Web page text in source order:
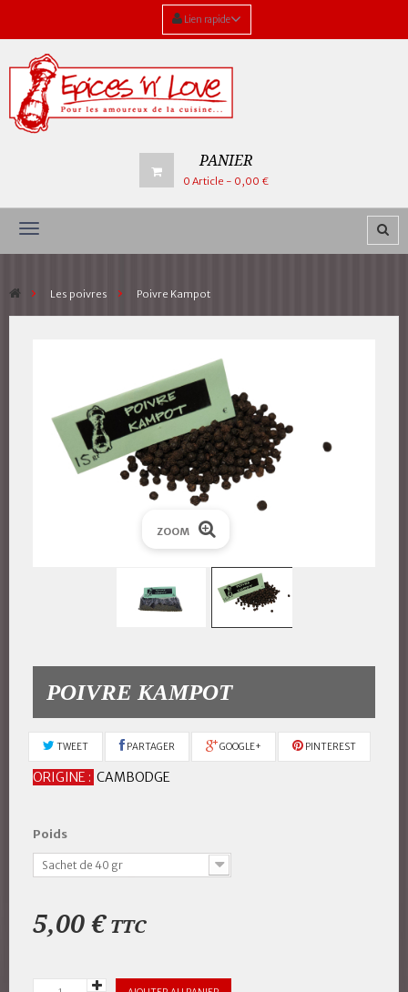
Lien rapide
PANIER
0 Article - 0,00 €
Navigation
> Les poivres > Poivre Kampot
ZOOM
POIVRE KAMPOT
TWEET PARTAGER GOOGLE+ PINTEREST
ORIGINE : CAMBODGE
Poids
Sachet de 40 gr
5,00 € TTC